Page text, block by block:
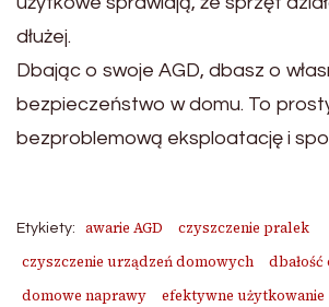
dłużej.
Dbając o swoje AGD, dbasz o
bezpieczeństwo w domu. To
bezproblemową eksploatację i
Etykiety: awarie AGD
czyszczenie pralek
czyszczenie urządzeń domowych
dbałość
domowe naprawy
efektywne użytkowanie